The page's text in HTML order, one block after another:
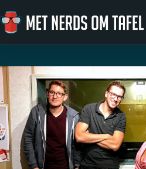
Ga naar de inhoud